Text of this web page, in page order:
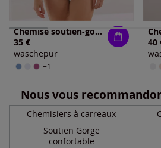
Chemise soutien-gorge jersey fin
35 €
wäschepur
+1
40
Nous vous
Chemisiers à carreaux
Soutien Gorge
confortable